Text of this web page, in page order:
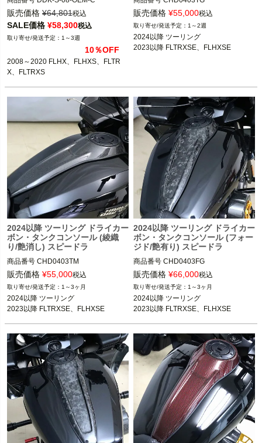
販売価格 ¥64,801税込
SALE価格 ¥58,300税込
1～3週
10％OFF
2008～2020 FLHX、FLHXS、FLTR
X、FLTRXS
販売価格 ¥55,000税込
1～2週
2024以降 ツーリング
2023以降 FLTRXSE、FLHXSE
2024以降 ツーリング ドライカー
ボン・タンクコンソール (綾織
り/艶消し) スピードラ
商品番号 CHD0403TM
販売価格 ¥55,000税込
1～3ヶ月
2024以降 ツーリング
2023以降 FLTRXSE、FLHXSE
2024以降 ツーリング ドライカー
ボン・タンクコンソール (フォー
ジド/艶有り) スピードラ
商品番号 CHD0403FG
販売価格 ¥66,000税込
1～3ヶ月
2024以降 ツーリング
2023以降 FLTRXSE、FLHXSE